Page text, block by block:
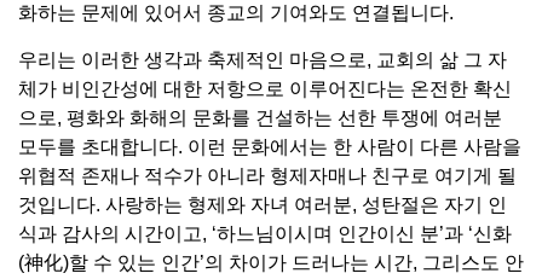
화하는 문제에 있어서 종교의 기여와도 연결됩니다.
우리는 이러한 생각과 축제적인 마음으로, 교회의 삶 그 자
체가 비인간성에 대한 저항으로 이루어진다는 온전한 확신
으로, 평화와 화해의 문화를 건설하는 선한 투쟁에 여러분
모두를 초대합니다. 이런 문화에서는 한 사람이 다른 사람을
위협적 존재나 적수가 아니라 형제자매나 친구로 여기게 될
것입니다. 사랑하는 형제와 자녀 여러분, 성탄절은 자기 인
식과 감사의 시간이고, ‘하느님이시며 인간이신 분’과 ‘신화
(神化)할 수 있는 인간’의 차이가 드러나는 시간, 그리스도 안